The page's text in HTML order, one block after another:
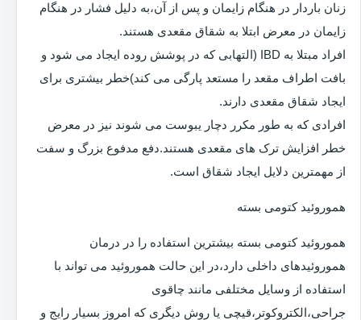
زنان باردار در هنگام زایمان و پس از آن،به دلیل فشار در هنگام
زایمان در معرض ابتلا به شقاق مقعدی هستند.
افراد مبتلا به IBD (التهابی که در پوشش روده ایجاد می شود و
بافت اطراف مقعد را مستعد پارگی می کند)خطر بیشتری برای
ایجاد شقاق مقعدی دارند.
افرادی که به طور مکرر دچار یبوست می شوند نیز در معرض
خطر افزایش ترک های مقعدی هستند.دفع مدفوع بزرگ و سفت
از مهمترین دلایل ایجاد شقاق است.
هموروئید کتومی بسته
هموروئید کتومی بسته بیشترین استفاده را در درمان
هموروئیدهای داخلی دارد،در این حالت هموروئید می تواند با
استفاده از وسایل مختلفی مانند چاقوی
جراحی،الکتروکوتر،قیچی یا روش دیگری که امروز بسیار رایج و